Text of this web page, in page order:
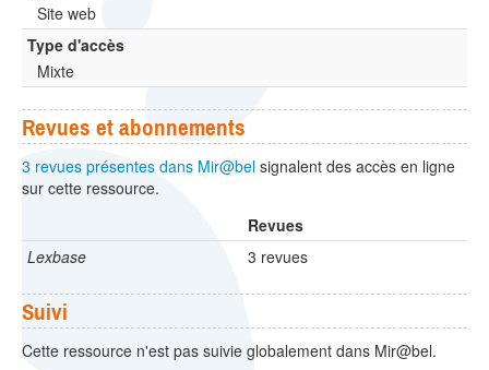
Site web
Type d'accès
Mixte
Revues et abonnements
3 revues présentes dans Mir@bel signalent des accès en ligne
sur cette ressource.
Revues
Lexbase
3 revues
Suivi
Cette ressource n'est pas suivie globalement dans Mir@bel.